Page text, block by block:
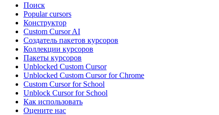
Поиск
Popular cursors
Конструктор
Custom Cursor AI
Создатель пакетов курсоров
Коллекции курсоров
Пакеты курсоров
Unblocked Custom Cursor
Unblocked Custom Cursor for Chrome
Custom Cursor for School
Unblock Cursor for School
Как использовать
Оцените нас